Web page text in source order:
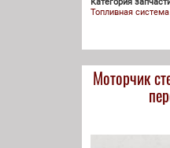
Топливная система
Моторчик